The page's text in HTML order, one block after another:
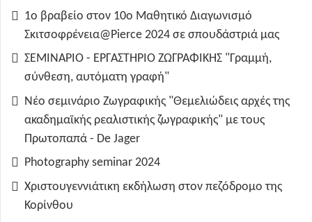
1ο βραβείο στον 10ο Μαθητικό Διαγωνισμό
Σκιτσοφρένεια@Pierce 2024 σε σπουδάστριά μας
ΣΕΜΙΝΑΡΙΟ - ΕΡΓΑΣΤΗΡΙΟ ΖΩΓΡΑΦΙΚΗΣ "Γραμμή,
σύνθεση, αυτόματη γραφή"
Νέο σεμινάριο Ζωγραφικής "Θεμελιώδεις αρχές της
ακαδημαϊκής ρεαλιστικής ζωγραφικής" με τους
Πρωτοπαπά - De Jager
Photography seminar 2024
Χριστουγεννιάτικη εκδήλωση στον πεζόδρομο της
Κορίνθου